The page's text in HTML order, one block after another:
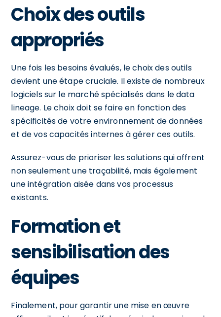
Choix des outils
appropriés
Une fois les besoins évalués, le choix des outils
devient une étape cruciale. Il existe de nombreux
logiciels sur le marché spécialisés dans le data
lineage. Le choix doit se faire en fonction des
spécificités de votre environnement de données
et de vos capacités internes à gérer ces outils.
Assurez-vous de prioriser les solutions qui offrent
non seulement une traçabilité, mais également
une intégration aisée dans vos processus
existants.
Formation et
sensibilisation des
équipes
Finalement, pour garantir une mise en œuvre